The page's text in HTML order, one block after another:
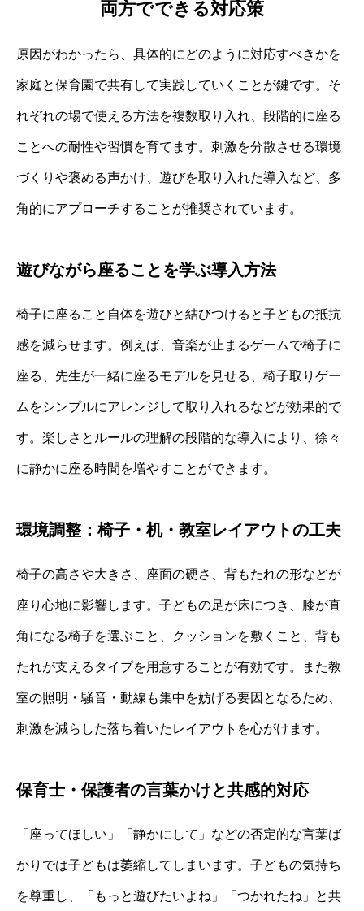
両方でできる対応策
原因がわかったら、具体的にどのように対応すべきかを
家庭と保育園で共有して実践していくことが鍵です。そ
れぞれの場で使える方法を複数取り入れ、段階的に座る
ことへの耐性や習慣を育てます。刺激を分散させる環境
づくりや褒める声かけ、遊びを取り入れた導入など、多
角的にアプローチすることが推奨されています。
遊びながら座ることを学ぶ導入方法
椅子に座ること自体を遊びと結びつけると子どもの抵抗
感を減らせます。例えば、音楽が止まるゲームで椅子に
座る、先生が一緒に座るモデルを見せる、椅子取りゲー
ムをシンプルにアレンジして取り入れるなどが効果的で
す。楽しさとルールの理解の段階的な導入により、徐々
に静かに座る時間を増やすことができます。
環境調整：椅子・机・教室レイアウトの工夫
椅子の高さや大きさ、座面の硬さ、背もたれの形などが
座り心地に影響します。子どもの足が床につき、膝が直
角になる椅子を選ぶこと、クッションを敷くこと、背も
たれが支えるタイプを用意することが有効です。また教
室の照明・騒音・動線も集中を妨げる要因となるため、
刺激を減らした落ち着いたレイアウトを心がけます。
保育士・保護者の言葉かけと共感的対応
「座ってほしい」「静かにして」などの否定的な言葉ば
かりでは子どもは萎縮してしまいます。子どもの気持ち
を尊重し、「もっと遊びたいよね」「つかれたね」と共